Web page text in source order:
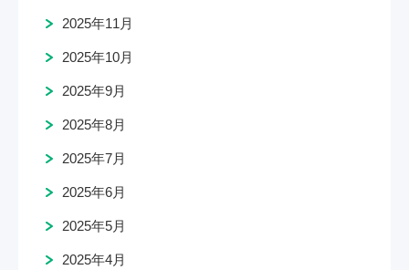
2025年11月
2025年10月
2025年9月
2025年8月
2025年7月
2025年6月
2025年5月
2025年4月